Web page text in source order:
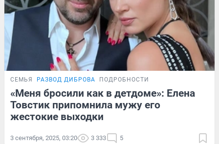
СЕМЬЯ РАЗВОД ДИБРОВА ПОДРОБНОСТИ
«Меня бросили как в детдоме»: Елена
Товстик припомнила мужу его
жестокие выходки
3 сентября, 2025, 03:20 3 333 5